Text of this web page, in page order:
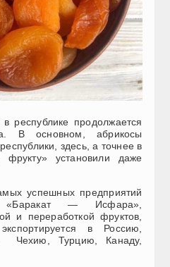
республике продолжается
В основном, абрикосы
здесь, а точнее в
установили даже
успешных предприятий
— Исфара»,
и переработкой фруктов,
в Россию,
Чехию, Турцию, Канаду,